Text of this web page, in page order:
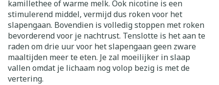
kamillethee of warme melk. Ook nicotine is een
stimulerend middel, vermijd dus roken voor het
slapengaan. Bovendien is volledig stoppen met roken
bevorderend voor je nachtrust. Tenslotte is het aan te
raden om drie uur voor het slapengaan geen zware
maaltijden meer te eten. Je zal moeilijker in slaap
vallen omdat je lichaam nog volop bezig is met de
vertering.